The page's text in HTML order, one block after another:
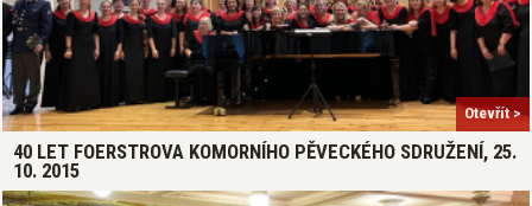
Otevřít >
40 LET FOERSTROVA KOMORNÍHO PĚVECKÉHO SDRUŽENÍ, 25.
10. 2015